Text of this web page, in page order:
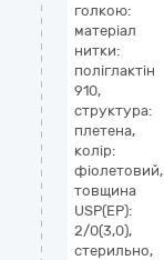
голкою:
матеріал
нитки:
поліглактін
910,
структура:
плетена,
колір:
фіолетовий,
товщина
USP(EP):
2/0(3,0),
стерильно,